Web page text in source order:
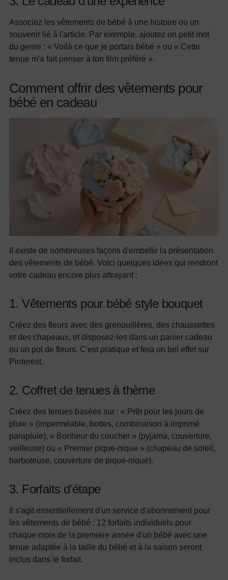
Associez les vêtements de bébé à une histoire ou un
souvenir lié à l'article. Par exemple, ajoutez un petit mot
du genre : « Voilà ce que je portais bébé » ou « Cette
tenue m'a fait penser à ton film préféré ».
Comment offrir des vêtements pour
bébé en cadeau
Il existe de nombreuses façons d'embellir la présentation
des vêtements de bébé. Voici quelques idées qui rendront
votre cadeau encore plus attrayant :
1. Vêtements pour bébé style bouquet
Créez des fleurs avec des grenouillères, des chaussettes
et des chapeaux, et disposez-les dans un panier cadeau
ou un pot de fleurs. C'est pratique et fera un bel effet sur
Pinterest.
2. Coffret de tenues à thème
Créez des tenues basées sur : « Prêt pour les jours de
pluie » (imperméable, bottes, combinaison à imprimé
parapluie), « Bonheur du coucher » (pyjama, couverture,
veilleuse) ou « Premier pique-nique » (chapeau de soleil,
barboteuse, couverture de pique-nique).
3. Forfaits d'étape
Il s'agit essentiellement d'un service d'abonnement pour
les vêtements de bébé : 12 forfaits individuels pour
chaque mois de la première année d'un bébé avec une
tenue adaptée à la taille du bébé et à la saison seront
inclus dans le forfait.